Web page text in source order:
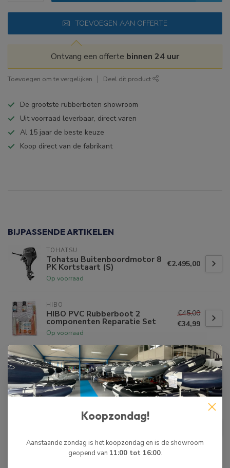
TOEVOEGEN AAN OFFERTE
Ontvang een offerte binnen 24 uur
Toevoegen om te vergelijken Deel dit product
De grootste rubberboten showroom
Uit voorraad leverbaar, direct varen
Al 15 jaar de beste keuze
Koop direct van de fabrikant
BIJPASSENDE ARTIKELEN
TOHATSU
Tohatsu Buitenboordmotor 8
PK Kortstaart (S)
Op voorraad
€2.495,00
HIBO
HIBO PVC Rubberboot 2
componenten Reparatie Set
Op voorraad
€45,00
€34,99
TOHATSU
Tohatsu Buitenboordmotor 4
PK Kortstaart (S)
Op voorraad
€1.199,00
€949,00
Tohatsu Buitenboordmotor 6
Op voorraad
Koopzondag!
Aanstaande zondag is het koopzondag en is de showroom
geopend van 11:00 tot 16:00.